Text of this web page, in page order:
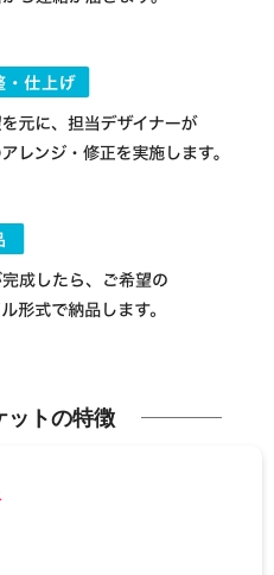
ットの特徴